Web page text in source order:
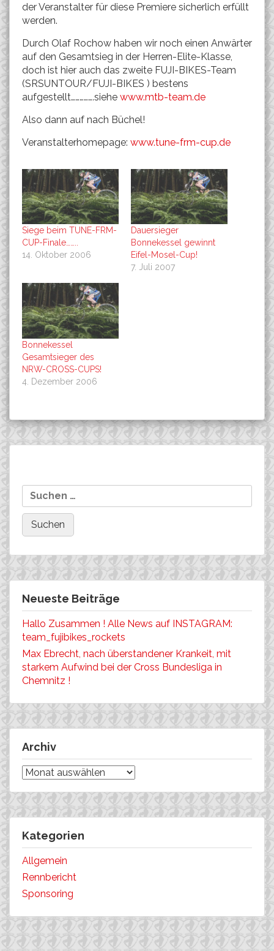
der Veranstalter für diese Premiere sicherlich erfüllt
werden.
Durch Olaf Rochow haben wir noch einen Anwärter
auf den Gesamtsieg in der Herren-Elite-Klasse,
doch ist hier auch das zweite FUJI-BIKES-Team
(SRSUNTOUR/FUJI-BIKES ) bestens
aufgestellt…………….siehe www.mtb-team.de
Also dann auf nach Büchel!
Veranstalterhomepage: www.tune-frm-cup.de
Siege beim TUNE-FRM-
CUP-Finale……..
14. Oktober 2006
Dauersieger
Bonnekessel gewinnt
Eifel-Mosel-Cup!
7. Juli 2007
Bonnekessel
Gesamtsieger des
NRW-CROSS-CUPS!
4. Dezember 2006
Neueste Beiträge
Hallo Zusammen ! Alle News auf INSTAGRAM:
team_fujibikes_rockets
Max Ebrecht, nach überstandener Krankeit, mit
starkem Aufwind bei der Cross Bundesliga in
Chemnitz !
Archiv
Archiv
Kategorien
Allgemein
Rennbericht
Sponsoring